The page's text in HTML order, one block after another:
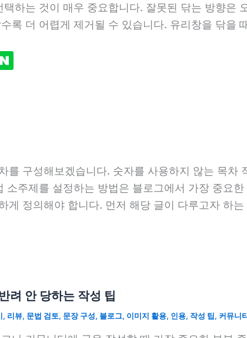
택하는 것이 매우 중요합니다. 잘못된 닦는 방향은
록 더 어렵게 제거될 수 있습니다. 유리창을 닦을
를 구성해보겠습니다. 숫자를 사용하지 않는 목차
주제를 설정하는 방법은 블로그에서 가장 중요
게 정의해야 합니다. 먼저 해당 글이 다루고자 하
려 안 당하는 작성 팁
, 리뷰, 문법 검토, 문장 구성, 블로그, 이미지 활용, 인용, 작성 팁, 커뮤니